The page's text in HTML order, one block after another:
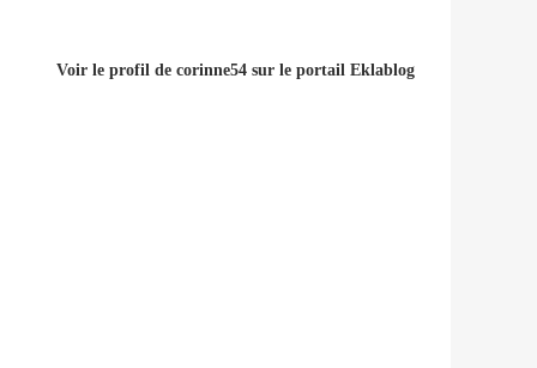
Voir le profil de corinne54sur le portail Eklablog